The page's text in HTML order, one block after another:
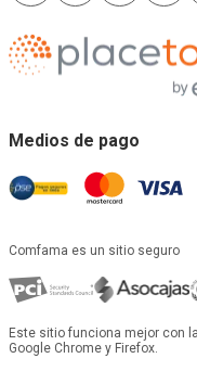
Medios de pago
Comfama es un sitio seguro
Este sitio funciona mejor con
Google Chrome y Firefox.